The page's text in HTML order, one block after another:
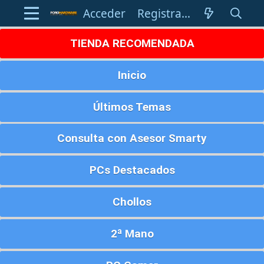
Acceder Registrarse
TIENDA RECOMENDADA
Inicio
Últimos Temas
Consulta con Asesor Smarty
PCs Destacados
Chollos
2ª Mano